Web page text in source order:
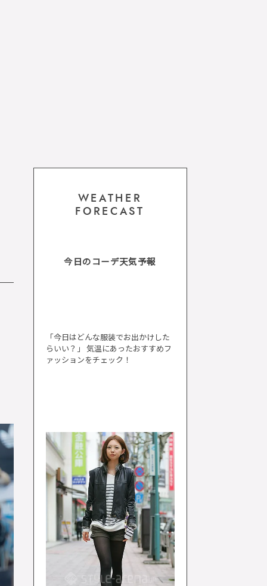
WEATHER
FORECAST
今日のコーデ天気予報
「今日はどんな服装でお出かけした
らいい？」 気温にあったおすすめフ
ァッションをチェック！